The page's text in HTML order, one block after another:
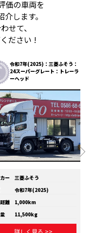
価の車両を
します。
せて、
ださい !
令和7年(2025)：三菱ふそう：
24スーパーグレート：トレーラ
ーヘッド
ー
三菱ふそう
令和7年(2025)
離
1,000km
11,500kg